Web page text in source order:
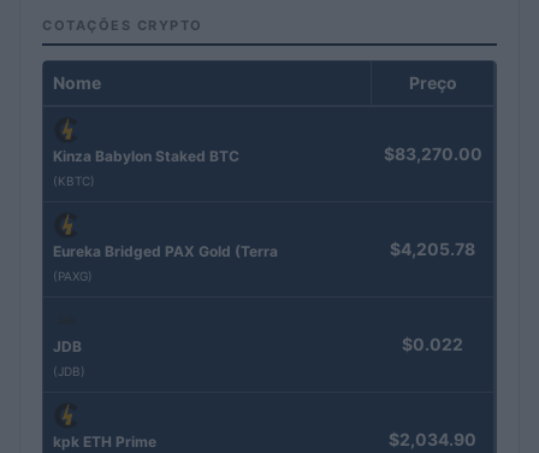
COTAÇÕES CRYPTO
Nome Preço
Kinza Babylon Staked BTC
(KBTC)
$83,270.00
Eureka Bridged PAX Gold (Terra
(PAXG)
$4,205.78
JDB
(JDB)
$0.022
kpk ETH Prime $2,034.90